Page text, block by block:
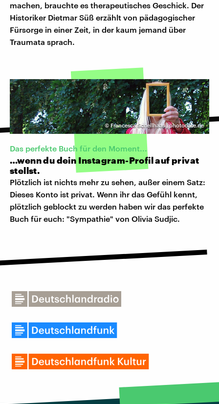
machen, brauchte es therapeutisches Geschick. Der
Historiker Dietmar Süß erzählt von pädagogischer
Fürsorge in einer Zeit, in der kaum jemand über
Traumata sprach.
©Francesca Schellhaas | photocase.de
Das perfekte Buch für den Moment...
…wenn du dein Instagram-Profil auf privat
stellst.
Plötzlich ist nichts mehr zu sehen, außer einem Satz:
Dieses Konto ist privat. Wenn ihr das Gefühl kennt,
plötzlich geblockt zu werden haben wir das perfekte
Buch für euch: "Sympathie" von Olivia Sudjic.